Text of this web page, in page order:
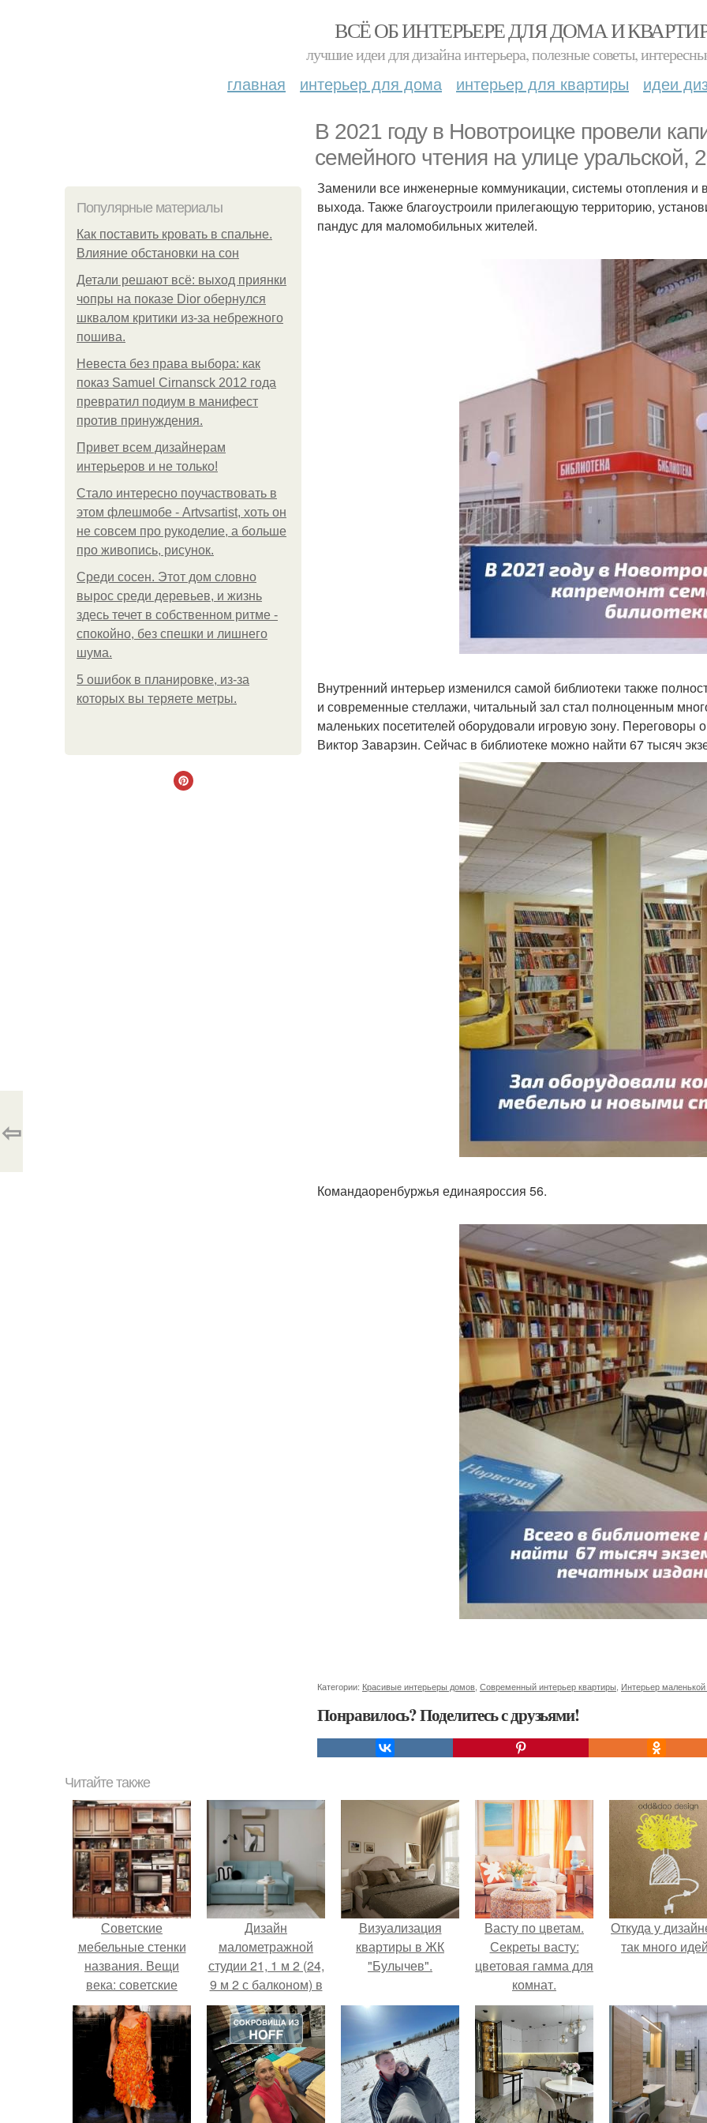
ВСЁ ОБ ИНТЕРЬЕРЕ ДЛЯ ДОМА И
лучшие идеи для дизайна интерьера, полезные советы,
главная интерьер для дома интерьер для квартиры идеи
В 2021 году в Новотроицке провели
семейного чтения на улице уральской,
Популярные материалы
Как поставить кровать в спальне.
Влияние обстановки на сон
Детали решают всё: выход приянки
чопры на показе Dior обернулся
шквалом критики из-за небрежного
пошива.
Невеста без права выбора: как
показ Samuel Cirnansck 2012 года
превратил подиум в манифест
против принуждения.
Привет всем дизайнерам
интерьеров и не только!
Стало интересно поучаствовать в
этом флешмобе - Artvsartist, хоть он
не совсем про рукоделие, а больше
про живопись, рисунок.
Среди сосен. Этот дом словно
вырос среди деревьев, и жизнь
здесь течет в собственном ритме -
спокойно, без спешки и лишнего
шума.
5 ошибок в планировке, из-за
которых вы теряете метры.
Заменили все инженерные коммуникации, системы отопления и
выхода. Также благоустроили прилегающую территорию,
пандус для маломобильных жителей.
Внутренний интерьер изменился самой библиотеки также
и современные стеллажи, читальный зал стал полноценным
маленьких посетителей оборудовали игровую зону. Переговоры
Виктор Заварзин. Сейчас в библиотеке можно найти 67 тысяч
Командаоренбуржья единаяроссия 56.
Категории: Красивые интерьеры домов Современный интерьер квартиры Интерьер
Понравилось? Поделитесь с друзьями!
⇦
Читайте также
Советские
мебельные стенки
названия. Вещи
века: советские
стенки 80-х.
Дизайн
малометражной
студии 21, 1 м 2 (24,
9 м 2 с балконом) в
Краснодаре.
Визуализация
квартиры в ЖК
"Булычев".
Васту по цветам.
Секреты васту:
цветовая гамма для
комнат.
Откуда у
так много